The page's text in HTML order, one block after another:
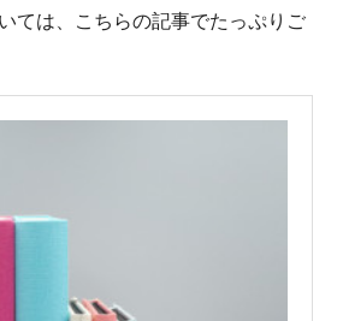
ては、こちらの記事でたっぷりご